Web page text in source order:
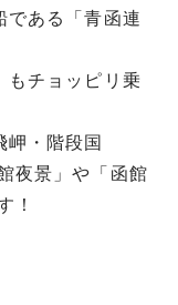
である「青函連
もチョッピリ乗
・階段国
夜景」や「函館
！